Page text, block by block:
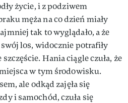
życie, i z podziwem
męża na co dzień miały
tak to wyglądało, a że
swój los, widocznie potrafiły
Hania ciągle czuła, że
w tym środowisku.
ale odkąd zajęła się
i samochód, czuła się